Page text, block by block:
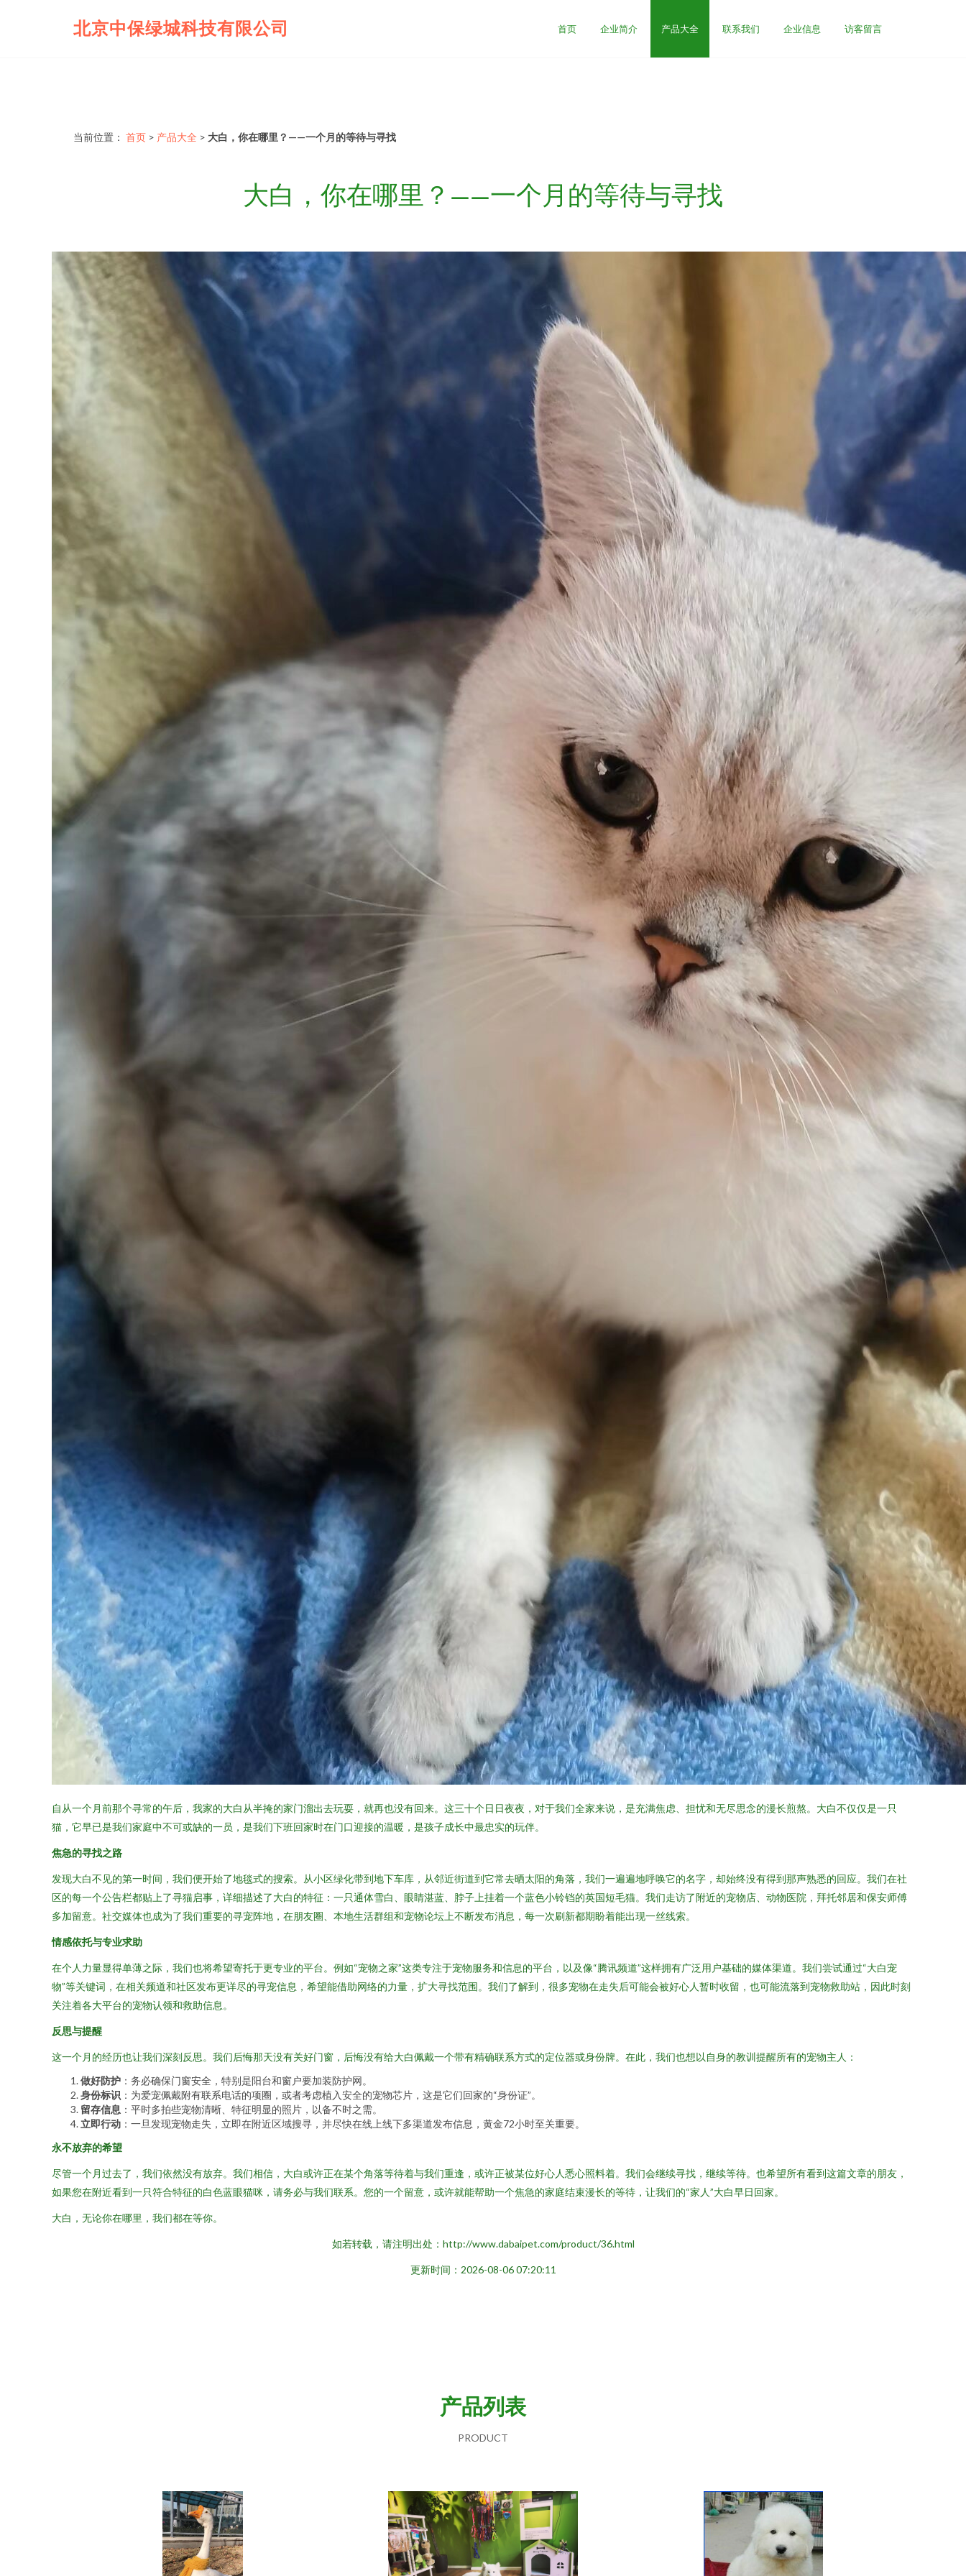
北京中保绿城科技有限公司 首页 企业简介 产品大全 联系我们 企业信息 访客留言
当前位置： 首页 > 产品大全 > 大白，你在哪里？——一个月的等待与寻找
大白，你在哪里？——一个月的等待与寻找
自从一个月前那个寻常的午后，我家的大白从半掩的家门溜出去玩耍，就再也没有回来。这三十个日日夜夜，对于我们全家来说，是充满焦虑、担忧和无尽思念的漫长煎熬。大白不仅仅是一只
猫，它早已是我们家庭中不可或缺的一员，是我们下班回家时在门口迎接的温暖，是孩子成长中最忠实的玩伴。
焦急的寻找之路
发现大白不见的第一时间，我们便开始了地毯式的搜索。从小区绿化带到地下车库，从邻近街道到它常去晒太阳的角落，我们一遍遍地呼唤它的名字，却始终没有得到那声熟悉的回应。我们在社
区的每一个公告栏都贴上了寻猫启事，详细描述了大白的特征：一只通体雪白、眼睛湛蓝、脖子上挂着一个蓝色小铃铛的英国短毛猫。我们走访了附近的宠物店、动物医院，拜托邻居和保安师傅
多加留意。社交媒体也成为了我们重要的寻宠阵地，在朋友圈、本地生活群组和宠物论坛上不断发布消息，每一次刷新都期盼着能出现一丝线索。
情感依托与专业求助
在个人力量显得单薄之际，我们也将希望寄托于更专业的平台。例如“宠物之家”这类专注于宠物服务和信息的平台，以及像“腾讯频道”这样拥有广泛用户基础的媒体渠道。我们尝试通过“大白宠
物”等关键词，在相关频道和社区发布更详尽的寻宠信息，希望能借助网络的力量，扩大寻找范围。我们了解到，很多宠物在走失后可能会被好心人暂时收留，也可能流落到宠物救助站，因此时刻
关注着各大平台的宠物认领和救助信息。
反思与提醒
这一个月的经历也让我们深刻反思。我们后悔那天没有关好门窗，后悔没有给大白佩戴一个带有精确联系方式的定位器或身份牌。在此，我们也想以自身的教训提醒所有的宠物主人：
做好防护 ：务必确保门窗安全，特别是阳台和窗户要加装防护网。
身份标识 ：为爱宠佩戴附有联系电话的项圈，或者考虑植入安全的宠物芯片，这是它们回家的“身份证”。
留存信息 ：平时多拍些宠物清晰、特征明显的照片，以备不时之需。
立即行动 ：一旦发现宠物走失，立即在附近区域搜寻，并尽快在线上线下多渠道发布信息，黄金72小时至关重要。
永不放弃的希望
尽管一个月过去了，我们依然没有放弃。我们相信，大白或许正在某个角落等待着与我们重逢，或许正被某位好心人悉心照料着。我们会继续寻找，继续等待。也希望所有看到这篇文章的朋友，
如果您在附近看到一只符合特征的白色蓝眼猫咪，请务必与我们联系。您的一个留意，或许就能帮助一个焦急的家庭结束漫长的等待，让我们的“家人”大白早日回家。
大白，无论你在哪里，我们都在等你。
如若转载，请注明出处：http://www.dabaipet.com/product/36.html
更新时间：2026-08-06 07:20:11
产品列表
PRODUCT